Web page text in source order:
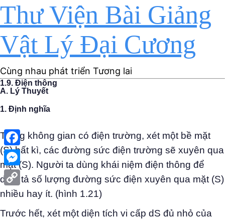
Thư Viện Bài Giảng
Vật Lý Đại Cương
Cùng nhau phát triển Tương lai
1.9. Điện thông
A. Lý Thuyết
1. Định nghĩa
Trong không gian có điện trường, xét một bề mặt
(S) bất kì, các đường sức điện trường sẽ xuyên qua
mặt (S). Người ta dùng khái niệm điện thông để
diễn tả số lượng đường sức điện xuyên qua mặt (S)
nhiều hay ít. (hình 1.21)
Trước hết, xét một diện tích vi cấp dS đủ nhỏ của
Facebook
Messenger
Copy
Link